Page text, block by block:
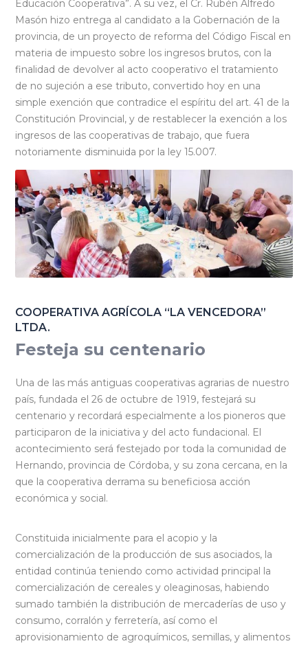
Educación Cooperativa”. A su vez, el Cr. Rubén Alfredo
Masón hizo entrega al candidato a la Gobernación de la
provincia, de un proyecto de reforma del Código Fiscal en
materia de impuesto sobre los ingresos brutos, con la
finalidad de devolver al acto cooperativo el tratamiento
de no sujeción a ese tributo, convertido hoy en una
simple exención que contradice el espíritu del art. 41 de la
Constitución Provincial, y de restablecer la exención a los
ingresos de las cooperativas de trabajo, que fuera
notoriamente disminuida por la ley 15.007.
COOPERATIVA AGRÍCOLA “LA VENCEDORA”
LTDA.
Festeja su centenario
Una de las más antiguas cooperativas agrarias de nuestro
país, fundada el 26 de octubre de 1919, festejará su
centenario y recordará especialmente a los pioneros que
participaron de la iniciativa y del acto fundacional. El
acontecimiento será festejado por toda la comunidad de
Hernando, provincia de Córdoba, y su zona cercana, en la
que la cooperativa derrama su beneficiosa acción
económica y social.
Constituida inicialmente para el acopio y la
comercialización de la producción de sus asociados, la
entidad continúa teniendo como actividad principal la
comercialización de cereales y oleaginosas, habiendo
sumado también la distribución de mercaderías de uso y
consumo, corralón y ferretería, así como el
aprovisionamiento de agroquímicos, semillas, y alimentos